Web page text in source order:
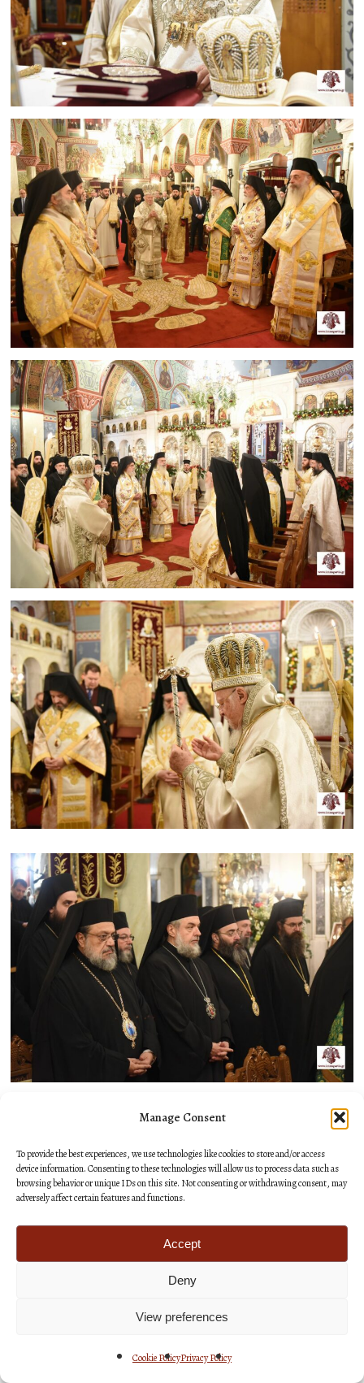
Manage Consent
To provide the best experiences, we use technologies like cookies to store and/or access
device information. Consenting to these technologies will allow us to process data such as
browsing behavior or unique IDs on this site. Not consenting or withdrawing consent, may
adversely affect certain features and functions.
Accept
Deny
View preferences
Cookie PolicyPrivacy Policy